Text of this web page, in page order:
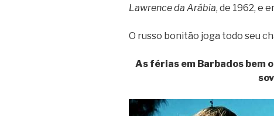
Lawrence da Arábia, de 1962, e
O russo bonitão joga todo seu
As férias em Barbados bem